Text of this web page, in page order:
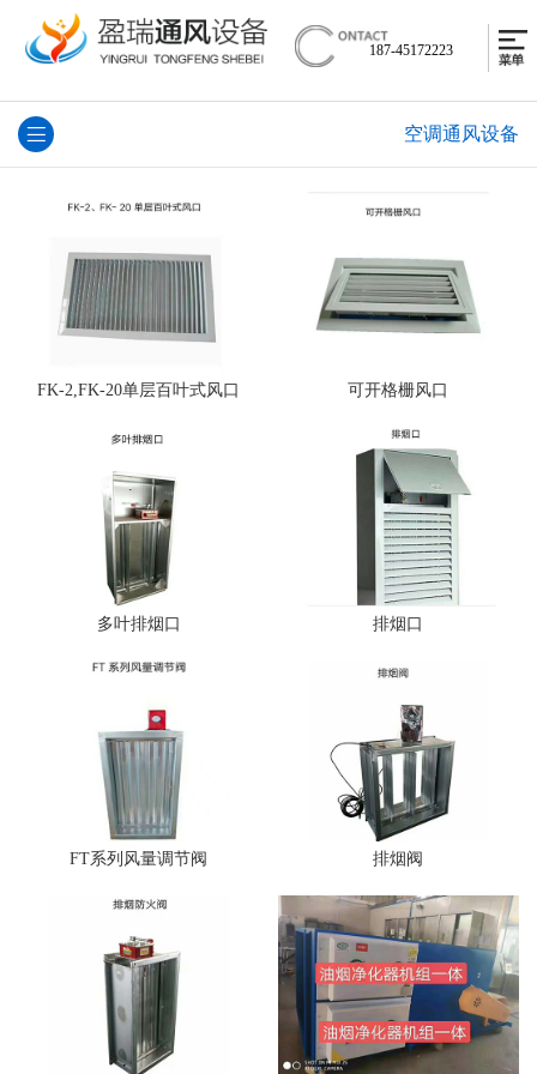
187-45172223
空调通风设备
FK-2,FK-20单层百叶式风口 可开格栅风口
多叶排烟口 排烟口
FT系列风量调节阀 排烟阀